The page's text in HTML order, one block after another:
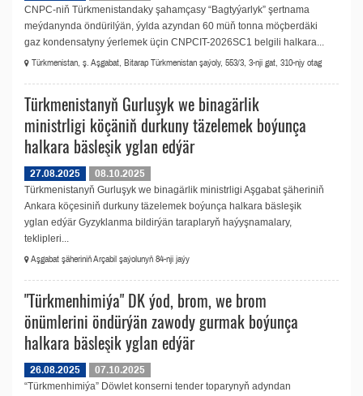
CNPC-niň Türkmenistandaky şahamçasy “Bagtyýarlyk” şertnama
meýdanynda öndürilýän, ýylda azyndan 60 müň tonna möçberdäki
gaz kondensatyny ýerlemek üçin CNPCIT-2026SC1 belgili halkara...
Türkmenistan, ş. Aşgabat, Bitarap Türkmenistan şaýoly, 553/3, 3-nji gat, 310-njy otag
Türkmenistanyň Gurluşyk we binagärlik
ministrligi köçäniň durkuny täzelemek boýunça
halkara bäsleşik yglan edýär
27.08.2025
08.10.2025
Türkmenistanyň Gurluşyk we binagärlik ministrligi Aşgabat şäheriniň
Ankara köçesiniň durkuny täzelemek boýunça halkara bäsleşik
yglan edýär Gyzyklanma bildirýän taraplaryň haýyşnamalary,
teklipleri...
Aşgabat şäheriniň Arçabil şaýolunyň 84-nji jaýy
"Türkmenhimiýa" DK ýod, brom, we brom
önümlerini öndürýän zawody gurmak boýunça
halkara bäsleşik yglan edýär
26.08.2025
07.10.2025
“Türkmenhimiýa” Döwlet konserni tender toparynyň adyndan